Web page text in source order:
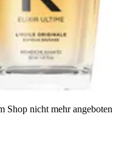
Shop nicht mehr angeboten